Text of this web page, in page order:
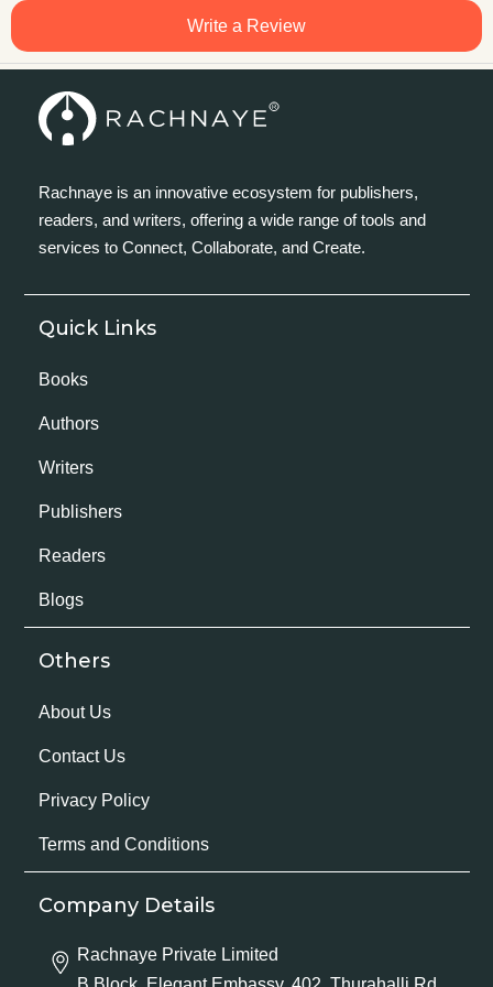
Write a Review
Rachnaye is an innovative ecosystem for publishers,
readers, and writers, offering a wide range of tools and
services to Connect, Collaborate, and Create.
Quick Links
Books
Authors
Writers
Publishers
Readers
Blogs
Others
About Us
Contact Us
Privacy Policy
Terms and Conditions
Company Details
Rachnaye Private Limited